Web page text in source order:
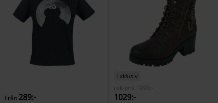
Från 289:-
Exklusiv
rek-pris
1099:-
1029:-